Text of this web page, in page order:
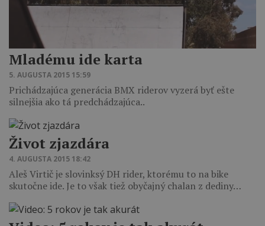
Mladému ide karta
5. AUGUSTA 2015 15:59
Prichádzajúca generácia BMX riderov vyzerá byť ešte
silnejšia ako tá predchádzajúca..
Život zjazdára
4. AUGUSTA 2015 18:42
Aleš Virtič je slovinksý DH rider, ktorému to na bike
skutočne ide. Je to však tiež obyčajný chalan z dediny…